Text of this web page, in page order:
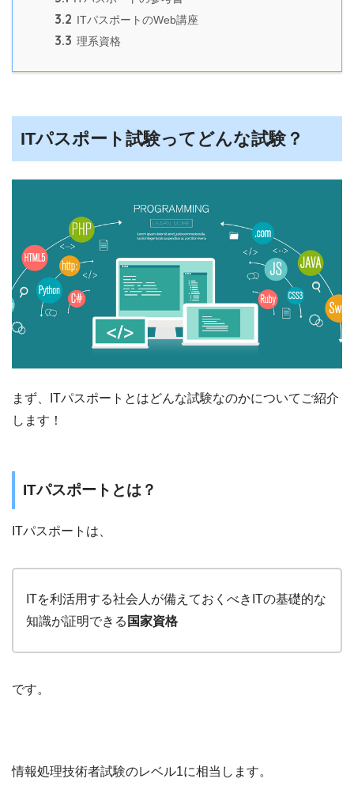
3.2 ITパスポートのWeb講座
3.3 理系資格
ITパスポート試験ってどんな試験？
まず、ITパスポートとはどんな試験なのかについてご紹介
します！
ITパスポートとは？
ITパスポートは、
ITを利活用する社会人が備えておくべきITの基礎的な
知識が証明できる 国家資格
です。
情報処理技術者試験のレベル1に相当します。